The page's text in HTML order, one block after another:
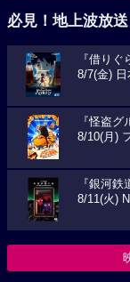
必見！地上波放
『借りぐ
8/7(金)
『怪盗グ
8/10(月)
『銀河鉄
8/11(火)